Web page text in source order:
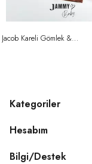
Jacob Kareli Gömlek & Salopet 2'li Set - KAHVERENGİ
Kategoriler
Hesabım
Bilgi/Destek